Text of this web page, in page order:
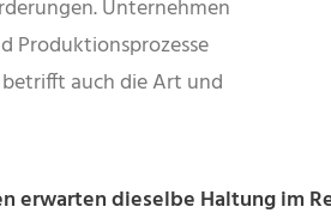
Unternehmen
Produktionsprozesse
auch die Art und
dieselbe Haltung im